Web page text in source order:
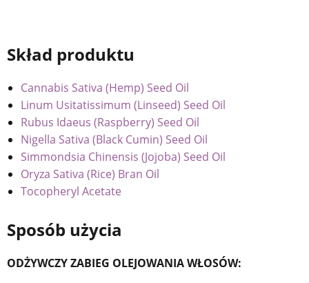
Skład produktu
Cannabis Sativa (Hemp) Seed Oil
Linum Usitatissimum (Linseed) Seed Oil
Rubus Idaeus (Raspberry) Seed Oil
Nigella Sativa (Black Cumin) Seed Oil
Simmondsia Chinensis (Jojoba) Seed Oil
Oryza Sativa (Rice) Bran Oil
Tocopheryl Acetate
Sposób użycia
ODŻYWCZY ZABIEG OLEJOWANIA WŁOSÓW: